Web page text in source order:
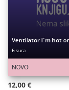
Ventilator I´m hot
Fisura
NOVO
12,00 €